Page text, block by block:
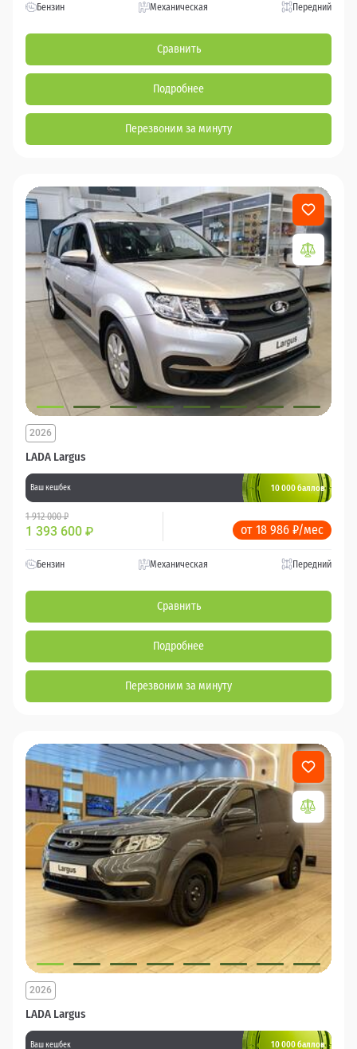
Бензин Механическая Передний
Сравнить
Подробнее
Перезвоним за минуту
LADA Largus
2026
Ваш кешбек 10 000 баллов
1 912 000 ₽
1 393 600 ₽ от 18 986 ₽/мес
Бензин Механическая Передний
Сравнить
Подробнее
Перезвоним за минуту
LADA Largus
2026
Ваш кешбек 10 000 баллов